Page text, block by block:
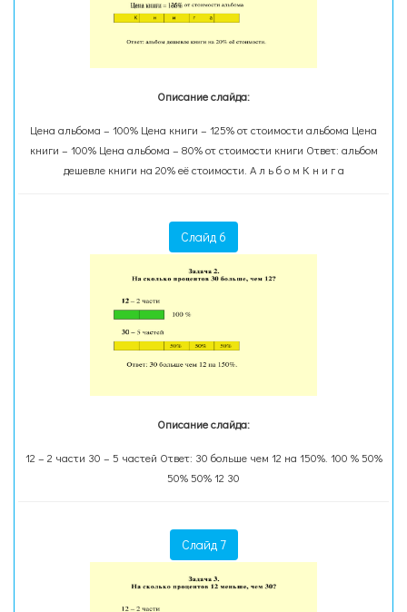
Описание слайда:
Цена альбома – 100% Цена книги – 125% от стоимости альбома Цена
книги – 100% Цена альбома – 80% от стоимости книги Ответ: альбом
дешевле книги на 20% её стоимости. А л ь б о м К н и г а
Слайд 6
Описание слайда:
12 – 2 части 30 – 5 частей Ответ: 30 больше чем 12 на 150%. 100 % 50%
50% 50% 12 30
Слайд 7